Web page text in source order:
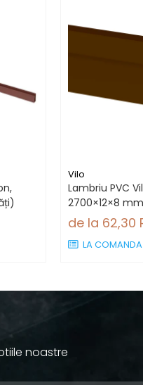
Vilo
Lambriu PVC
2700×12×8
de la 62,30
LA COMANDA
noastre